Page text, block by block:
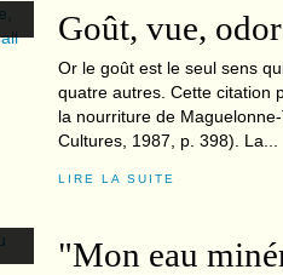
Goût, vue,
Or le goût est le seul sens
quatre autres. Cette citation
la nourriture de
Cultures, 1987, p. 398). La...
LIRE LA SUITE
"Mon eau